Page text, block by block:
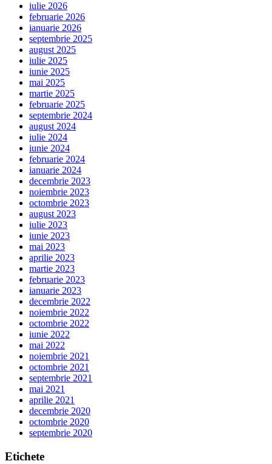
iulie 2026
februarie 2026
ianuarie 2026
septembrie 2025
august 2025
iulie 2025
iunie 2025
mai 2025
martie 2025
februarie 2025
septembrie 2024
august 2024
iulie 2024
iunie 2024
februarie 2024
ianuarie 2024
decembrie 2023
noiembrie 2023
octombrie 2023
august 2023
iulie 2023
iunie 2023
mai 2023
aprilie 2023
martie 2023
februarie 2023
ianuarie 2023
decembrie 2022
noiembrie 2022
octombrie 2022
iunie 2022
mai 2022
noiembrie 2021
octombrie 2021
septembrie 2021
mai 2021
aprilie 2021
decembrie 2020
octombrie 2020
septembrie 2020
Etichete